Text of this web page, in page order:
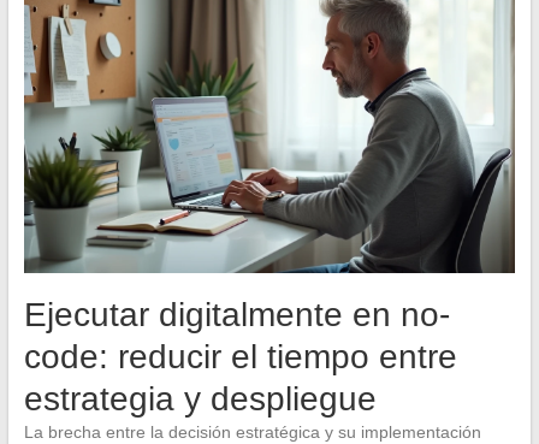
Ejecutar digitalmente en no-
code: reducir el tiempo entre
estrategia y despliegue
La brecha entre la decisión estratégica y su implementación